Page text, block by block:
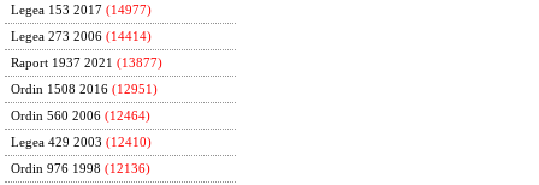
Legea 153 2017 (14977)
Legea 273 2006 (14414)
Raport 1937 2021 (13877)
Ordin 1508 2016 (12951)
Ordin 560 2006 (12464)
Legea 429 2003 (12410)
Ordin 976 1998 (12136)